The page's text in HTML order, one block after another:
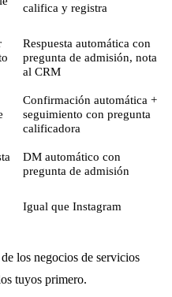
califica y registra
Respuesta automática con
pregunta de admisión, nota
al CRM
Confirmación automática +
seguimiento con pregunta
calificadora
DM automático con
pregunta de admisión
Igual que Instagram
los negocios de servicios
tuyos primero.